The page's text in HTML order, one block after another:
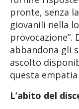
pronte, senza
giovanili nella
provocazione”.
abbandona gli
ascolto
questa
L’abito del